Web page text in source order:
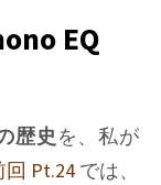
EQ
歴史 を、私が
回 Pt.24 では、